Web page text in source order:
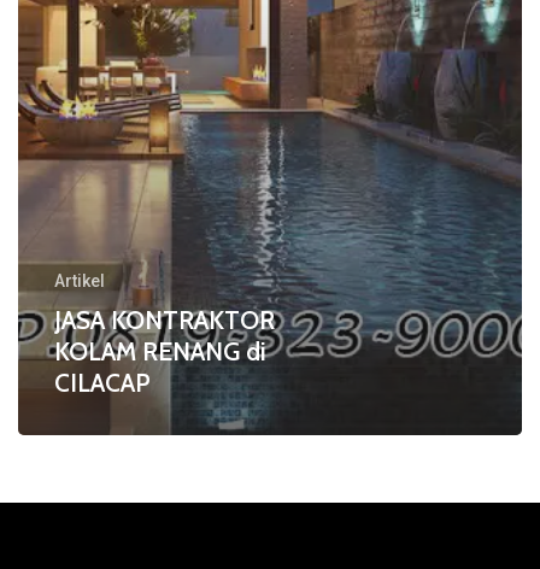
Artikel
JASA KONTRAKTOR
KOLAM RENANG di
CILACAP